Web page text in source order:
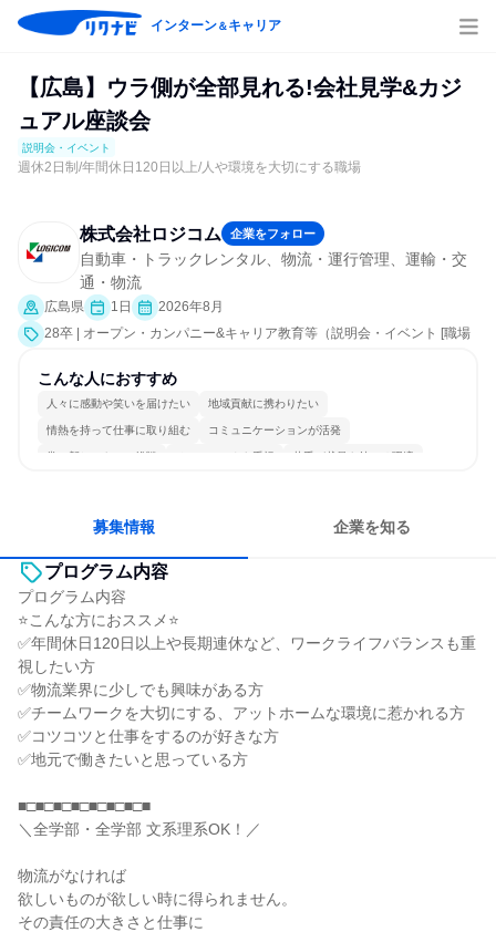
インターン＆キャリア
【広島】ウラ側が全部見れる!会社見学&カジ
ュアル座談会
説明会・イベント
週休2日制/年間休日120日以上/人や環境を大切にする職場
株式会社ロジコム 企業をフォロー
自動車・トラックレンタル、物流・運行管理、運輸・交
通・物流
広島県 1日
2026年8月
28卒 | オープン・カンパニー&キャリア教育等（説明会・イベント [職場
こんな人におすすめ
人々に感動や笑いを届けたい 地域貢献に携わりたい
情熱を持って仕事に取り組む コミュニケーションが活発
常に新しいものに挑戦 チームワークを重視 若手が裁量を持てる環境
募集情報 企業を知る
プログラム内容
プログラム内容
⭐こんな方におススメ⭐
✅年間休日120日以上や長期連休など、ワークライフバランスも重
視したい方
✅物流業界に少しでも興味がある方
✅チームワークを大切にする、アットホームな環境に惹かれる方
✅コツコツと仕事をするのが好きな方
✅地元で働きたいと思っている方
■□■□■□■□■□■□■□■
＼全学部・全学部 文系理系OK！／
物流がなければ
欲しいものが欲しい時に得られません。
その責任の大きさと仕事に